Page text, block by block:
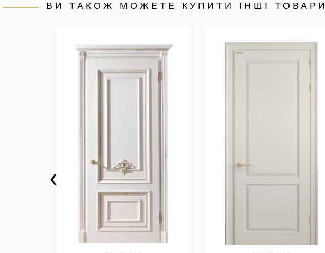
ВИ ТАКОЖ МОЖЕТЕ КУПИТИ ІНШІ ТОВАРИ
‹